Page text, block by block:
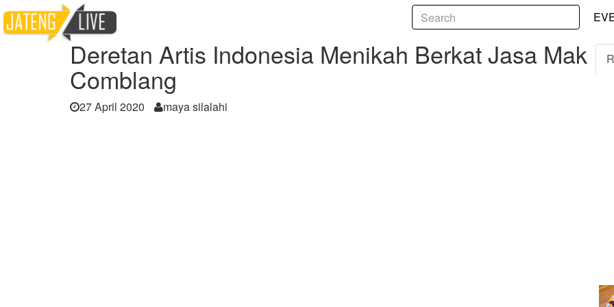
Home Deretan Artis Indonesia Menikah Berkat Jasa Mak Comblang
Deretan Artis Indonesia Menikah Berkat Jasa Mak
Comblang
27 April 2020 maya silalahi